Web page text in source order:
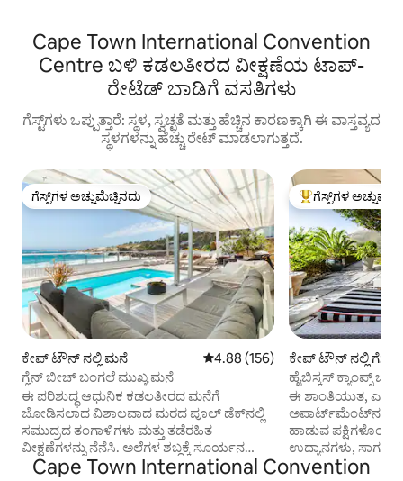
Cape Town International Convention
Centre ಬಳಿ ಕಡಲತೀರದ ವೀಕ್ಷಣೆಯ ಟಾಪ್-
ರೇಟೆಡ್ ಬಾಡಿಗೆ ವಸತಿಗಳು
ಗೆಸ್ಟ್‌ಗಳು ಒಪ್ಪುತ್ತಾರೆ: ಸ್ಥಳ, ಸ್ವಚ್ಛತೆ ಮತ್ತು ಹೆಚ್ಚಿನ ಕಾರಣಕ್ಕಾಗಿ ಈ ವಾಸ್ತವ್ಯದ
ಸ್ಥಳಗಳನ್ನು ಹೆಚ್ಚು ರೇಟ್ ಮಾಡಲಾಗುತ್ತದೆ.
ಗೆಸ್ಟ್‌ಗಳ ಅಚ್ಚುಮೆಚ್ಚಿನದು
ಗೆಸ್ಟ್‌ಗಳ ಅಚ್ಚುಮೆಚ್ಚಿನದು
ಕೇಪ್‌ ಟೌನ್ ನಲ್ಲಿ ಮನೆ 5 ರಲ್ಲಿ 4.88 ಸರಾಸರಿ ರೇಟಿಂಗ್, 156
4.88 (156)
ಗ್ಲೆನ್ ಬೀಚ್ ಬಂಗಲೆ ಮುಖ್ಯ ಮನೆ
ಈ ಪರಿಶುದ್ಧ ಆಧುನಿಕ ಕಡಲತೀರದ ಮನೆಗೆ
ಜೋಡಿಸಲಾದ ವಿಶಾಲವಾದ ಮರದ ಪೂಲ್ ಡೆಕ್‌ನಲ್ಲಿ
ಸಮುದ್ರದ ತಂಗಾಳಿಗಳು ಮತ್ತು ತಡೆರಹಿತ
ವೀಕ್ಷಣೆಗಳನ್ನು ನೆನೆಸಿ. ಅಲೆಗಳ ಶಬ್ದಕ್ಕೆ ಸೂರ್ಯನ
ಲೌಂಜರ್‌ಗಳ ಮೇಲೆ ವಿಶ್ರಾಂತಿ ಪಡೆಯಿರಿ.
ಗೆಸ್ಟ್‌ಗಳಿಗೆ ಅತಿ ಹೆಚ್ಚು
ಗೆಸ್ಟ್‌ಗಳ
ಕೇಪ್‌ ಟೌನ್ ನಲ್ಲಿ ಗೆಸ್ಟ್
ಹೈಬಿಸ್ಕಸ್ ಕ್ಯಾಂಪ್ಸ್ ಬೇ
ಅಪಾರ್ಟ್‌ಮೆಂಟ್‌ನಿಂದ
ಈ ಶಾಂತಿಯುತ, ಎರಡು
ಅಪಾರ್ಟ್‌ಮೆಂಟ್‌ನ
ಹಾಡುವ ಪಕ್ಷಿಗಳೊಂದಿಗೆ
ಉದ್ಯಾನಗಳು, ಸಾಗರ
ಪರ್ವತಗಳ
Cape Town International Convention